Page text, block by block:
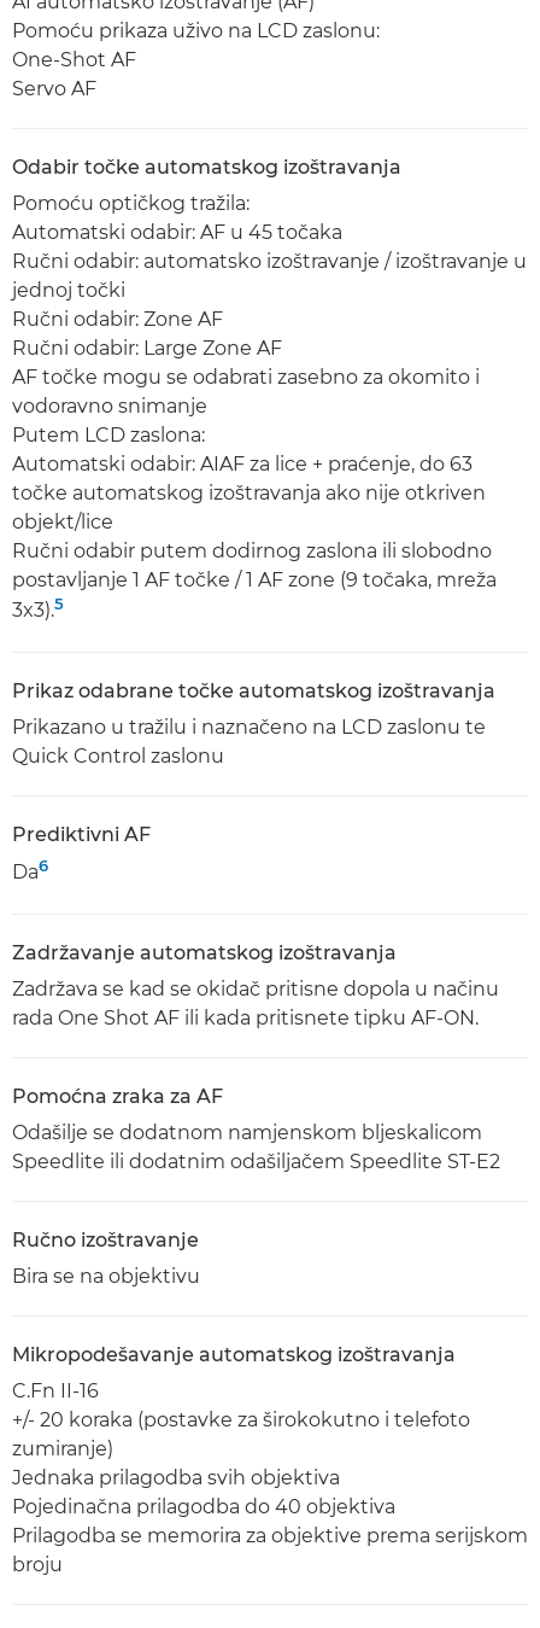
Pomoću prikaza uživo na LCD zaslonu:
One-Shot AF
Servo AF
Odabir točke automatskog izoštravanja
Pomoću optičkog tražila:
Automatski odabir: AF u 45 točaka
Ručni odabir: automatsko izoštravanje / izoštravanje u
jednoj točki
Ručni odabir: Zone AF
Ručni odabir: Large Zone AF
AF točke mogu se odabrati zasebno za okomito i
vodoravno snimanje
Putem LCD zaslona:
Automatski odabir: AIAF za lice + praćenje, do 63
točke automatskog izoštravanja ako nije otkriven
objekt/lice
Ručni odabir putem dodirnog zaslona ili slobodno
postavljanje 1 AF točke / 1 AF zone (9 točaka, mreža
3x3).5
Prikaz odabrane točke automatskog izoštravanja
Prikazano u tražilu i naznačeno na LCD zaslonu te
Quick Control zaslonu
Prediktivni AF
Da6
Zadržavanje automatskog izoštravanja
Zadržava se kad se okidač pritisne dopola u načinu
rada One Shot AF ili kada pritisnete tipku AF-ON.
Pomoćna zraka za AF
Odašilje se dodatnom namjenskom bljeskalicom
Speedlite ili dodatnim odašiljačem Speedlite ST-E2
Ručno izoštravanje
Bira se na objektivu
Mikropodešavanje automatskog izoštravanja
C.Fn II-16
+/- 20 koraka (postavke za širokokutno i telefoto
zumiranje)
Jednaka prilagodba svih objektiva
Pojedinačna prilagodba do 40 objektiva
Prilagodba se memorira za objektive prema serijskom
broju